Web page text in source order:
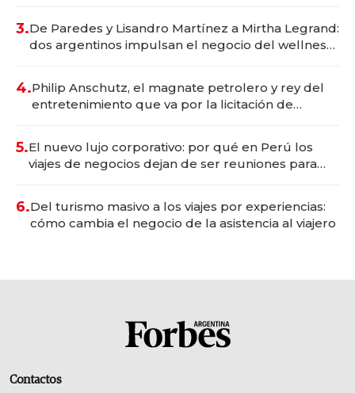
3.De Paredes y Lisandro Martínez a Mirtha Legrand:
dos argentinos impulsan el negocio del wellness
4.Philip Anschutz, el magnate petrolero y rey del
entretenimiento que va por la licitación de
5.El nuevo lujo corporativo: por qué en Perú los
viajes de negocios dejan de ser reuniones para
6.Del turismo masivo a los viajes por experiencias:
cómo cambia el negocio de la asistencia al viajero
Contactos